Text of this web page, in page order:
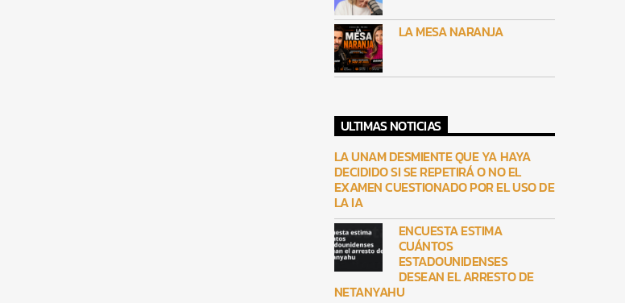
LA MESA NARANJA
ULTIMAS NOTICIAS
LA UNAM DESMIENTE QUE YA HAYA
DECIDIDO SI SE REPETIRÁ O NO EL
EXAMEN CUESTIONADO POR EL USO DE
LA IA
ENCUESTA ESTIMA
CUÁNTOS
ESTADOUNIDENSES
DESEAN EL ARRESTO DE
NETANYAHU